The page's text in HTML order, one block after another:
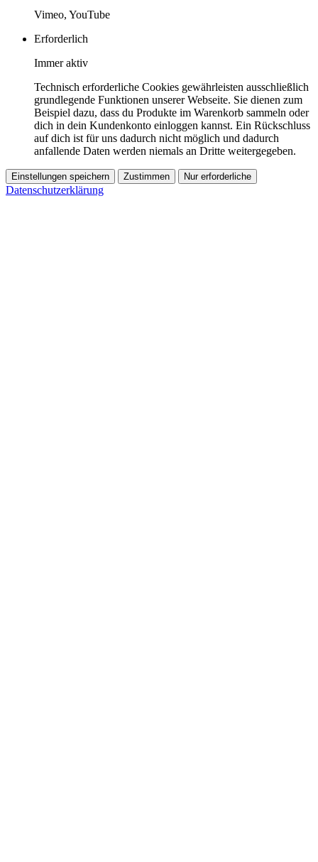
Vimeo, YouTube
Erforderlich
Immer aktiv
Technisch erforderliche Cookies gewährleisten ausschließlich
grundlegende Funktionen unserer Webseite. Sie dienen zum
Beispiel dazu, dass du Produkte im Warenkorb sammeln oder
dich in dein Kundenkonto einloggen kannst. Ein Rückschluss
auf dich ist für uns dadurch nicht möglich und dadurch
anfallende Daten werden niemals an Dritte weitergegeben.
Einstellungen speichern Zustimmen Nur erforderliche
Datenschutzerklärung